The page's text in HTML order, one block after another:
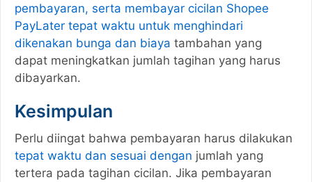
pembayaran, serta membayar cicilan Shopee
PayLater tepat waktu untuk menghindari
dikenakan bunga dan biaya tambahan yang
dapat meningkatkan jumlah tagihan yang harus
dibayarkan.
Kesimpulan
Perlu diingat bahwa pembayaran harus dilakukan
tepat waktu dan sesuai dengan jumlah yang
tertera pada tagihan cicilan. Jika pembayaran